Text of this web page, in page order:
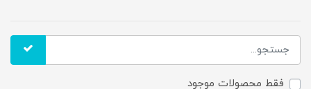
فقط محصولات موجود